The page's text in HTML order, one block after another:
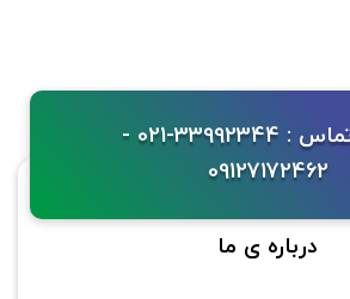
شماره تماس : 33992344-021 -
09127172462
درباره ی ما